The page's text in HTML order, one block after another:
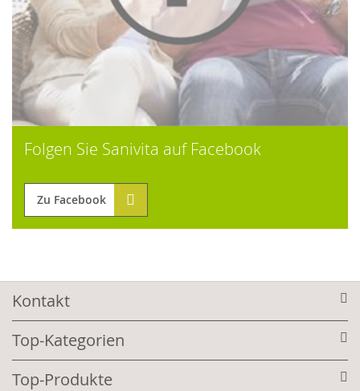
Folgen Sie Sanivita auf Facebook
Zu Facebook
Kontakt
Top-Kategorien
Top-Produkte